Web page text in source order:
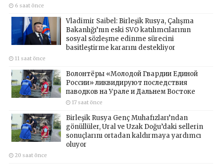
6 saat önce
Vladimir Saibel: Birleşik Rusya, Çalışma
Bakanlığı’nın eski SVO katılımcılarının
sosyal sözleşme edinme sürecini
basitleştirme kararını destekliyor
11 saat önce
Волонтёры «Молодой Гвардии Единой
России» ликвидируют последствия
паводков на Урале и Дальнем Востоке
17 saat önce
Birleşik Rusya Genç Muhafızları’ndan
gönüllüler, Ural ve Uzak Doğu’daki sellerin
sonuçlarını ortadan kaldırmaya yardımcı
oluyor
20 saat önce